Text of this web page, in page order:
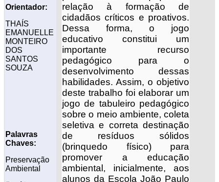
Orientador:
THAÍS
EMANUELLE
MONTEIRO
DOS
SANTOS
SOUZA
Palavras
Chaves:
Preservação
Ambiental
relação à formação de
cidadãos críticos e proativos.
Dessa forma, o jogo
educativo constitui um
importante recurso
pedagógico para o
desenvolvimento dessas
habilidades. Assim, o objetivo
deste trabalho foi elaborar um
jogo de tabuleiro pedagógico
sobre o meio ambiente, coleta
seletiva e correta destinação
de resíduos sólidos
(brinquedo físico) para
promover a educação
ambiental, inicialmente, aos
alunos da Escola João Paulo